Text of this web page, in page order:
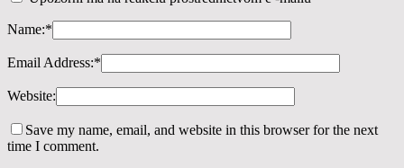
Name:*
Email Address:*
Website:
Save my name, email, and website in this browser for the next
time I comment.